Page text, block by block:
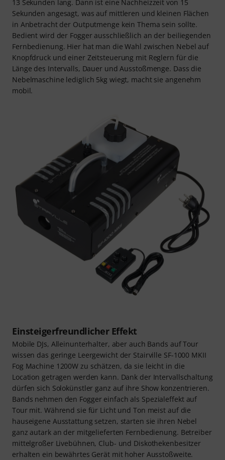
13 Sekunden lang. Dann ist eine Nachheizzeit von 15
Sekunden angesagt, was auf mittleren und kleinen Flächen
in Anbetracht der Outputmenge kein Thema sein sollte.
Bedient wird der Fogger ausschließlich an der beiliegenden
Fernbedienung. Hier hat man die Wahl zwischen Nebel auf
Knopfdruck und einer Zeitsteuerung mit Reglern für die
Länge des Intervalls, Dauer und Ausstoßmenge. Dass die
Nebelmaschine lediglich 5kg wiegt, macht sie angenehm
mobil.
Einsteigerfreundlicher Effekt
Mobile DJs, Alleinunterhalter, aber auch Bands auf Tour
wissen das geringe Leergewicht der Stairville SF-1000 MKII
Fog Machine 1200W zu schätzen, da sie leicht in die
Location getragen werden kann. Dank der Intervallschaltung
dürfen sich Solokünstler ganz auf ihre Show konzentrieren.
Bands nehmen den Fogger einfach als Spezialeffekt auf
Tour mit. Während sie für Licht und Ton meist auf die
hauseigene Ausstattung setzen, starten sie ihren Nebel
ganz autark an der mitgelieferten Fernbedienung. Betreiber
mittelgroßer Livebühnen, Club- und Diskothekenbesitzer
erhalten ein bewährtes Gerät mit hoher Ausstoßweite.